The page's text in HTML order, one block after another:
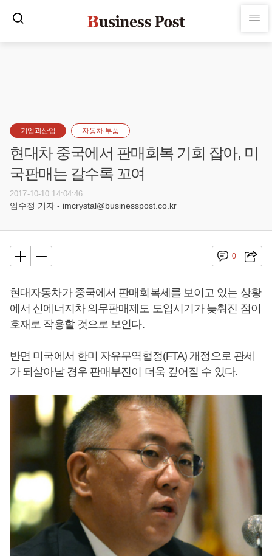
기업과산업 자동차·부품
현대차 중국에서 판매회복 기회 잡아, 미
국판매는 갈수록 꼬여
2017-10-10 14:04:46
임수정 기자 - imcrystal@businesspost.co.kr
0
현대자동차가 중국에서 판매회복세를 보이고 있는 상황
에서 신에너지차 의무판매제도 도입시기가 늦춰진 점이
호재로 작용할 것으로 보인다.
반면 미국에서 한미 자유무역협정(FTA) 개정으로 관세
가 되살아날 경우 판매부진이 더욱 깊어질 수 있다.